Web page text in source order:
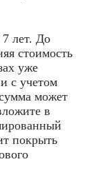
лет. До
стоимость
уже
с учетом
может
в
покрыть